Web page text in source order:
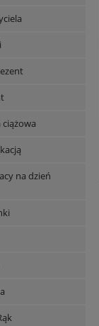
na dzień